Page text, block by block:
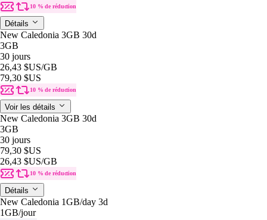
10 % de réduction
Détails
New Caledonia 3GB 30d
3GB
30 jours
26,43 $US/GB
79,30 $US
10 % de réduction
Voir les détails
New Caledonia 3GB 30d
3GB
30 jours
79,30 $US
26,43 $US/GB
10 % de réduction
Détails
New Caledonia 1GB/day 3d
1GB/jour